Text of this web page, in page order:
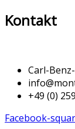
Kontakt
Carl-
+49 (0)
Facebook-